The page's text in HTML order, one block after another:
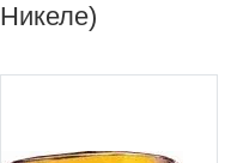
Никеле)